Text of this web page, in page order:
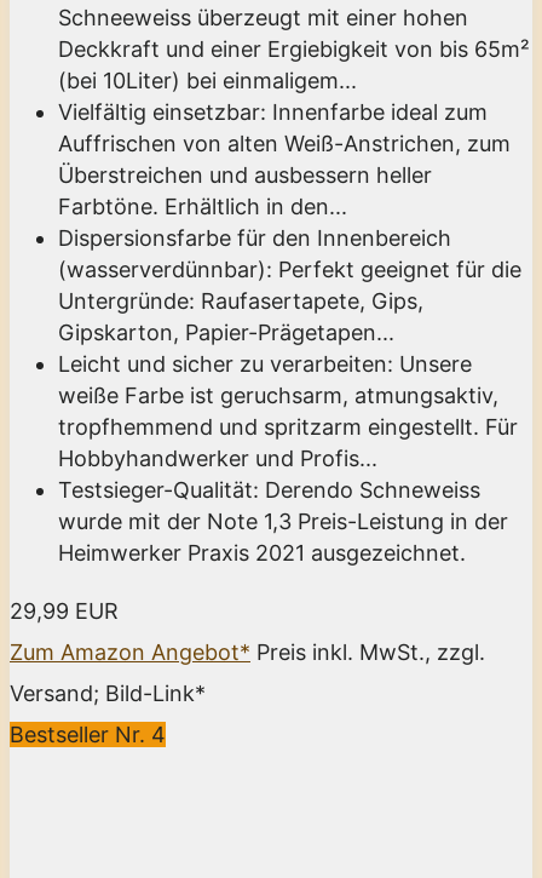
Schneeweiss überzeugt mit einer hohen
Deckkraft und einer Ergiebigkeit von bis 65m²
(bei 10Liter) bei einmaligem...
Vielfältig einsetzbar: Innenfarbe ideal zum
Auffrischen von alten Weiß-Anstrichen, zum
Überstreichen und ausbessern heller
Farbtöne. Erhältlich in den...
Dispersionsfarbe für den Innenbereich
(wasserverdünnbar): Perfekt geeignet für die
Untergründe: Raufasertapete, Gips,
Gipskarton, Papier-Prägetapen...
Leicht und sicher zu verarbeiten: Unsere
weiße Farbe ist geruchsarm, atmungsaktiv,
tropfhemmend und spritzarm eingestellt. Für
Hobbyhandwerker und Profis...
Testsieger-Qualität: Derendo Schneweiss
wurde mit der Note 1,3 Preis-Leistung in der
Heimwerker Praxis 2021 ausgezeichnet.
29,99 EUR
Zum Amazon Angebot* Preis inkl. MwSt., zzgl.
Versand; Bild-Link*
Bestseller Nr. 4